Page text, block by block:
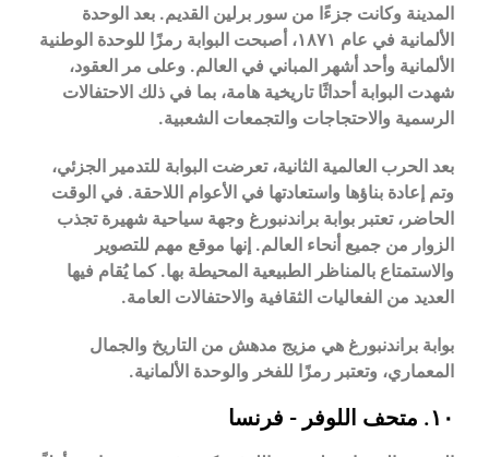
المدينة وكانت جزءًا من سور برلين القديم. بعد الوحدة
الألمانية في عام ١٨٧١، أصبحت البوابة رمزًا للوحدة الوطنية
الألمانية وأحد أشهر المباني في العالم. وعلى مر العقود،
شهدت البوابة أحداثًا تاريخية هامة، بما في ذلك الاحتفالات
الرسمية والاحتجاجات والتجمعات الشعبية.
بعد الحرب العالمية الثانية، تعرضت البوابة للتدمير الجزئي،
وتم إعادة بناؤها واستعادتها في الأعوام اللاحقة. في الوقت
الحاضر، تعتبر بوابة براندنبورغ وجهة سياحية شهيرة تجذب
الزوار من جميع أنحاء العالم. إنها موقع مهم للتصوير
والاستمتاع بالمناظر الطبيعية المحيطة بها. كما يُقام فيها
العديد من الفعاليات الثقافية والاحتفالات العامة.
بوابة براندنبورغ هي مزيج مدهش من التاريخ والجمال
المعماري، وتعتبر رمزًا للفخر والوحدة الألمانية.
١٠. متحف اللوفر - فرنسا